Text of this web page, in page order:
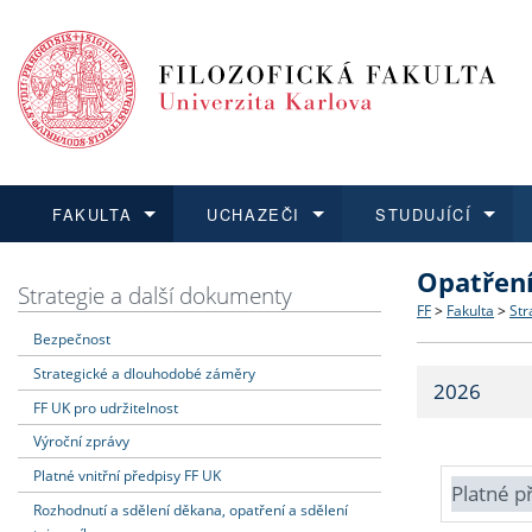
FAKULTA
Dozvědět se více
Struktura
Strategie
Fakultní
UCHAZEČI
Podat přihlášku
Co
Učitelské
STUDUJÍCÍ
Dozvědět se více
Dozvědět se více
O vědě a
Dozvědět se více
Aktuální
Strategie a další dokumenty
Bezpečnost
Strategické a dlouhodobé záměry
FF UK pro udržitelnost
Výroční zprávy
Platné vnitřní předpisy FF UK
Rozhodnutí a sdělení děkana, opatření a sdělení
FF > Fakulta >
2026
Platné